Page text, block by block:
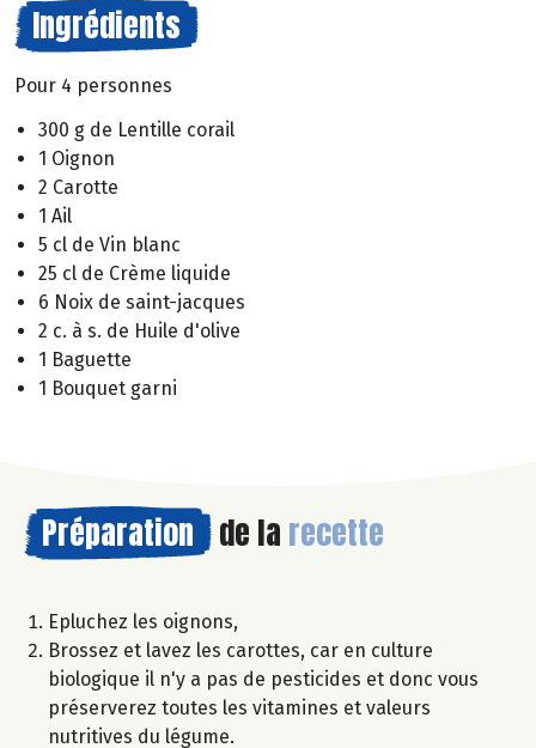
Ingrédients
Pour 4 personnes
300 g de Lentille corail
1 Oignon
2 Carotte
1 Ail
5 cl de Vin blanc
25 cl de Crème liquide
6 Noix de saint-jacques
2 c. à s. de Huile d'olive
1 Baguette
1 Bouquet garni
Préparation de la recette
Epluchez les oignons,
Brossez et lavez les carottes, car en culture
biologique il n'y a pas de pesticides et donc vous
préserverez toutes les vitamines et valeurs
nutritives du légume.